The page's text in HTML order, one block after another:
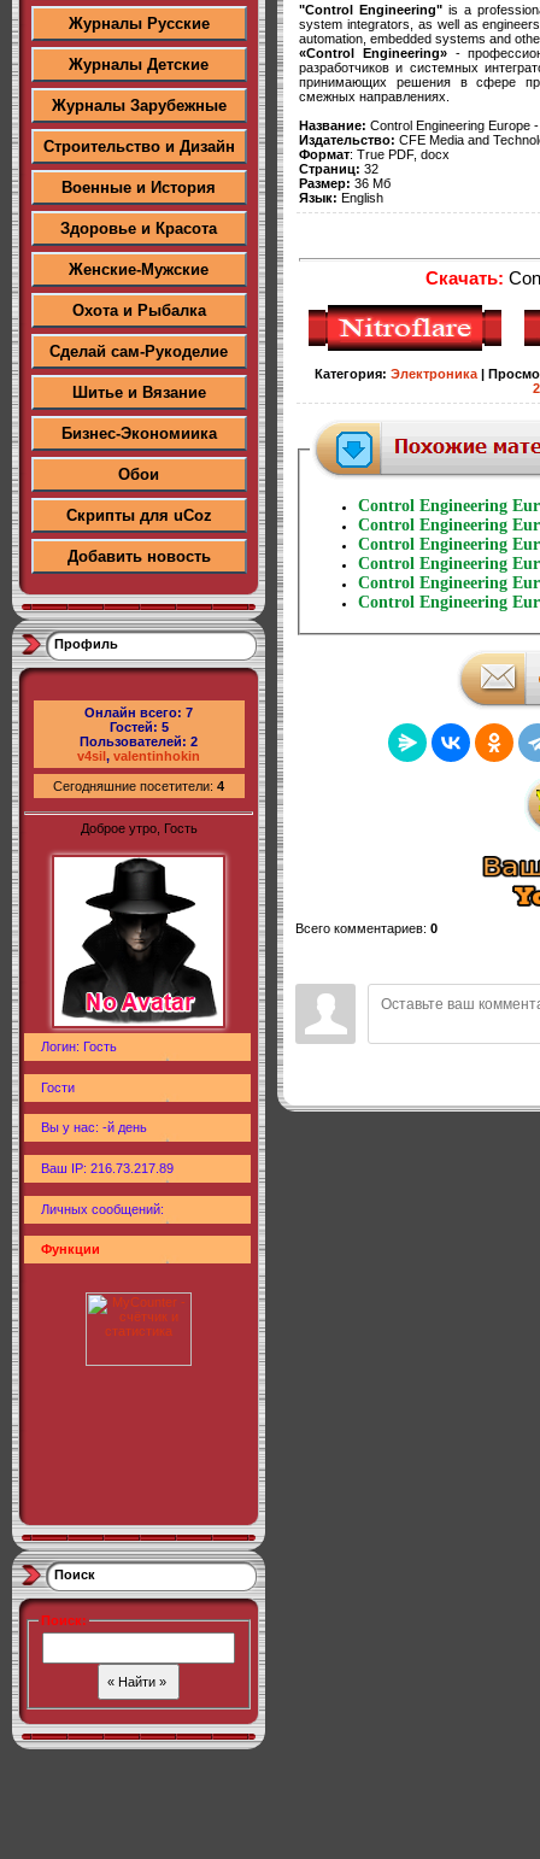
Журналы Русские
Журналы Детские
Журналы Зарубежные
Строительство и Дизайн
Военные и История
Здоровье и Красота
Женские-Мужские
Охота и Рыбалка
Сделай сам-Рукоделие
Шитье и Вязание
Бизнес-Экономиика
Обои
Скрипты для uCoz
Добавить новость
Профиль
Онлайн всего: 7
Гостей: 5
Пользователей: 2
v4sil, valentinhokin
Сегодняшние посетители: 4
Доброе утро, Гость
Логин: Гость
Гости
Вы у нас: -й день
Ваш IP: 216.73.217.89
Личных сообщений:
Функции
Поиск
Поиск:
"Control Engineering" is a
system integrators, as well as
automation, embedded systems and
«Control Engineering»-
разработчиков и системных
принимающих решения в сфере
смежных направлениях.
Название: Control Engineering Europe
Издательство: CFE Media and
Формат: True PDF, docx
Страниц: 32
Размер: 36 Мб
Язык: English
Скачать:
Категория: Электроника|
Control Engineering
Control Engineering
Control Engineering
Control Engineering
Control Engineering
Control Engineering
Всего комментариев: 0